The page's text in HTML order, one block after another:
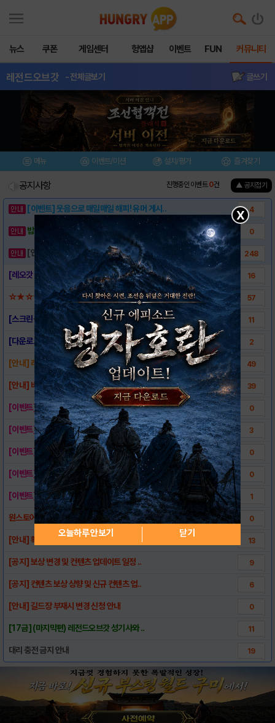
뉴스 쿠폰 게임센터 헝앱샵 이벤트 FUN 커뮤니티
레전드오브갓 - 전체글보기 글쓰기
메뉴 이벤트/미션 설치/평가 즐겨찾기
공지사항 진행중인 이벤트0건 ▲ 공지접기
[이벤트] 웃음으로 매일매일 해피! 유머 게시.. 4
밥알이의 헝앱통신 ⑲ “밥알이, 드디어 멀티를.. 0
[안내] 헝그리앱 필수 상식! 밥알 획득 안내.. 248
[레오갓 기본정보 안내] 16
☆★☆★ 타이라신 님의 꿀공략 (03/07 패.. 57
[스크린샷] - 레전드오브갓 for kakao 11
[다운로드링크] - 레전드오브갓 for kak.. 2
[안내] 레전드 오브 갓 고객센터 이용 관련 .. 49
[안내] 비정상 방법으로 부당 이득을 취한 유.. 39
[이벤트] 제36회 통합 천신황과 지살황을 맞.. 0
[이벤트] 제35회 통합 천신황과 지살황을 맞.. 3
[이벤트] 제34회 통합 천신황과 지살황을 맞.. 0
[이벤트] 제33회 통합 천신황과 지살황을 맞.. 0
[이벤트] 제32회 통합 천신황과 지살황을 맞.. 1
원스토어(티스토어, 올레마켓) 게임 캐쉬 이용.. 0
[안내] 확률형 컨텐츠 구간별 획득 확률 관련.. 13
[공지] 보상 변경 및 컨텐츠 업데이트 일정 .. 9
[공지] 컨텐츠 보상 상향 및 신규 컨텐츠 업.. 6
[안내] 길드장 부재시 변경 신청 안내 0
[17금] (마지막편) 레전드오브갓 성기사와 .. 11
대리 충전 금지 안내 19
X
오늘하루 안보기 닫기